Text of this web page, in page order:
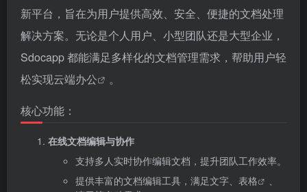
新平台，旨在为用户提供高效、安全、便捷的文档处理
解决方案。无论是个人用户、小型团队还是大型企业，
Sdocapp 都能满足多样化的文档管理需求，帮助用户轻
松实现云端办公
。
核心功能：
在线文档编辑与协作
支持多人实时协作编辑文档，提升团队工作效率。
提供丰富的文档编辑工具，满足文字、 表格
、